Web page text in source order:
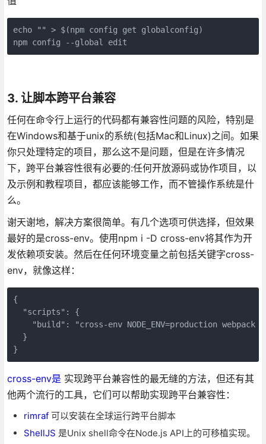
echo "" > $(npm config get globalconfig)
npm config --global edit
3. 让脚本跨平台兼容
任何在命令行上运行的代码都有兼容性问题的风险，特别是
在Windows和基于unix的系统(包括Mac和Linux)之间。如果
你只处理特定的项目，那么这不是问题，但是在许多情况
下，跨平台兼容性很有必要的:任何开放源码或协作项目，以
及示例和教程项目，都应该能够工作，而不管操作系统是什
么。
谢天谢地，解决方案很简单。有几个选项可供选择，但效果
最好的是cross-env。使用npm i -D cross-env将其作为开
发依赖项安装。然后在任何环境变量之前包括关键字cross-
env，就像这样：
{
  "scripts": {
"build": "cross-env NODE_ENV=production webpack
  }
cross-env是 实现跨平台兼容性的最无缝的方法，但还有其
他两个流行的工具，它们可以帮助实现跨平台兼容性：
rimraf可以安装在全球运行跨平台脚本
ShellJS 是Unix shell命令在Node.js API上的可移植实现。